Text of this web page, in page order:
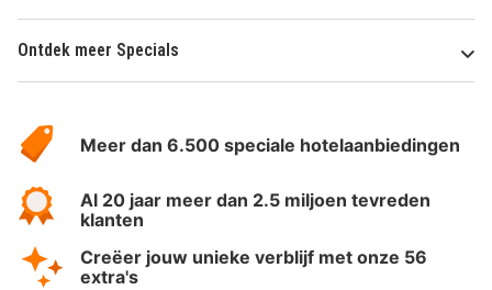
Ontdek meer Specials
HotelSpecials
Meer dan 6.500 speciale hotelaanbiedingen
Al 20 jaar meer dan 2.5 miljoen tevreden
klanten
Creëer jouw unieke verblijf met onze 56
extra's